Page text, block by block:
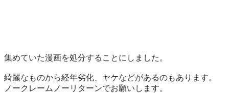
集めていた漫画を処分することにしました。
綺麗なものから経年劣化、ヤケなどがあるのもあります。
ノークレームノーリターンでお願いします。